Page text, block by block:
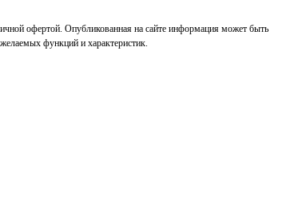
офертой. Опубликованная на сайте информация может быть
функций и характеристик.